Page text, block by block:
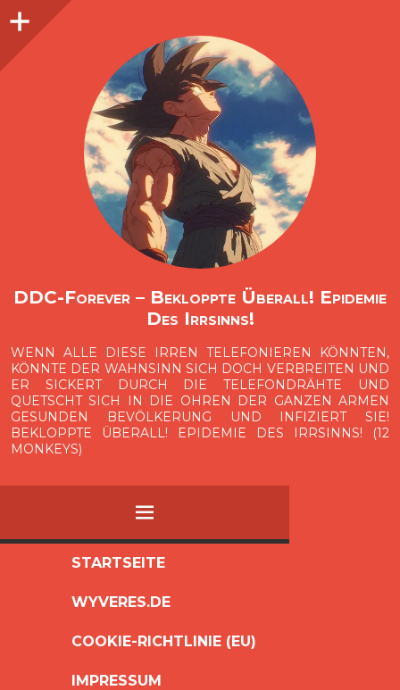
O
p
e
n
i
d
e
b
a
DDC-Forever – Bekloppte Überall! Epidemie
Des Irrsinns!
WENN ALLE DIESE IRREN TELEFONIEREN KÖNNTEN,
KÖNNTE DER WAHNSINN SICH DOCH VERBREITEN UND
ER SICKERT DURCH DIE TELEFONDRÄHTE UND
QUETSCHT SICH IN DIE OHREN DER GANZEN ARMEN
GESUNDEN BEVÖLKERUNG UND INFIZIERT SIE!
BEKLOPPTE ÜBERALL! EPIDEMIE DES IRRSINNS! (12
MONKEYS)
MENÜ
SPRINGEN
STARTSEITE
WYVERES.DE
COOKIE-RICHTLINIE (EU)
IMPRESSUM
Seitenleiste